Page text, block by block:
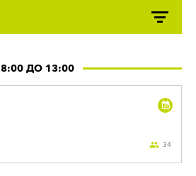
8:00 ДО 13:00
34